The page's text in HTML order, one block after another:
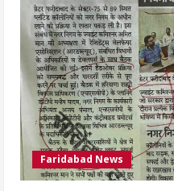
Faridabad News